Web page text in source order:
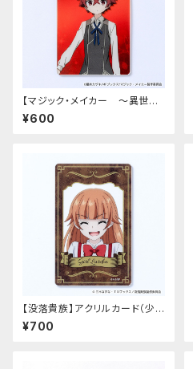
【マジック・メイカー ～異世界
魔法の作り方～】アクリルカード
（シオン）
¥600
【没落貴族】アクリルカード（少
女ラードーン）
¥700